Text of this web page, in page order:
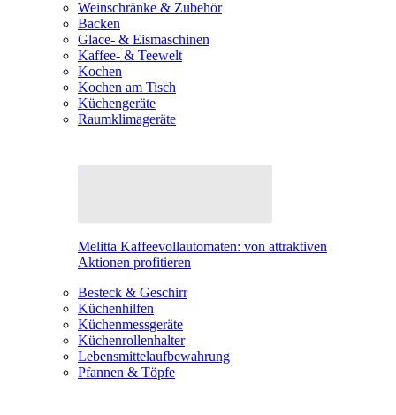
Weinschränke & Zubehör
Backen
Glace- & Eismaschinen
Kaffee- & Teewelt
Kochen
Kochen am Tisch
Küchengeräte
Raumklimageräte
Melitta Kaffeevollautomaten: von attraktiven
Aktionen profitieren
Besteck & Geschirr
Küchenhilfen
Küchenmessgeräte
Küchenrollenhalter
Lebensmittelaufbewahrung
Pfannen & Töpfe